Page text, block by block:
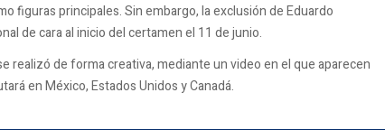
figuras principales. Sin embargo, la exclusión de Eduardo
de cara al inicio del certamen el 11 de junio.
realizó de forma creativa, mediante un video en el que aparecen
en México, Estados Unidos y Canadá.